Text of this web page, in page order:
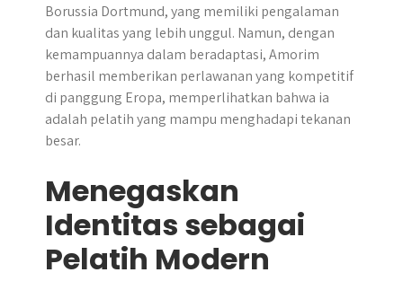
Borussia Dortmund, yang memiliki pengalaman
dan kualitas yang lebih unggul. Namun, dengan
kemampuannya dalam beradaptasi, Amorim
berhasil memberikan perlawanan yang kompetitif
di panggung Eropa, memperlihatkan bahwa ia
adalah pelatih yang mampu menghadapi tekanan
besar.
Menegaskan
Identitas sebagai
Pelatih Modern